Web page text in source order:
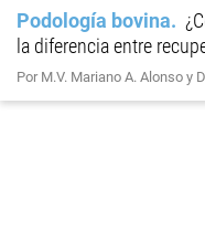
Podología bovina
la diferencia entre
Por M.V. Mariano A. Alonso y